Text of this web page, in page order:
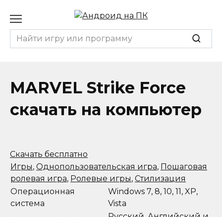
содержанию
Search
for:
MARVEL Strike Force
скачать на компьютер
Скачать бесплатно
Игры, Однопользовательская игра, Пошаговая
ролевая игра, Ролевые игры, Стилизация
Операционная
система
Windows 7, 8, 10, 11, XP,
Vista